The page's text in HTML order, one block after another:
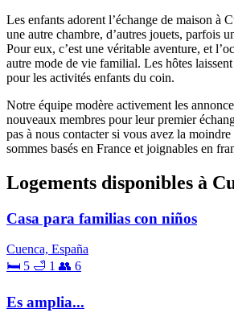
Les enfants adorent l’échange de maison à
une autre chambre, d’autres jouets, parfois
Pour eux, c’est une véritable aventure, et
autre mode de vie familial. Les hôtes
pour les activités enfants du coin.
Notre équipe modère activement les
nouveaux membres pour leur premier
pas à nous contacter si vous avez la
sommes basés en France et joignables en
Logements disponibles à
Casa para familias con niños
Cuenca, España
🛏 5 🛁 1 👥 6
Es amplia...